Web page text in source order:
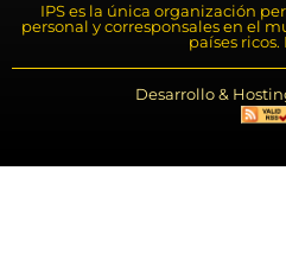
IPS es la única organización
personal y corresponsales en el
países ricos.
Desarrollo &